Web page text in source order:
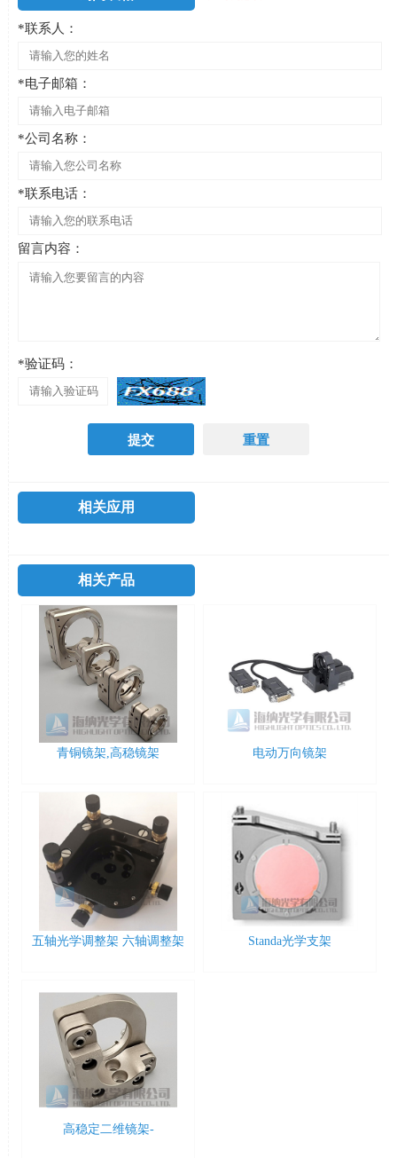
*联系人：
*电子邮箱：
*公司名称：
*联系电话：
留言内容：
*验证码：
相关应用
相关产品
青铜镜架,高稳镜架 电动万向镜架
五轴光学调整架 六轴调整架 Standa光学支架
高稳定二维镜架-